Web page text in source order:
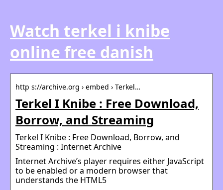
Watch terkel i knibe
online free danish
http s://archive.org › embed › Terkel…
Terkel I Knibe : Free Download,
Borrow, and Streaming
Terkel I Knibe : Free Download, Borrow, and
Streaming : Internet Archive
Internet Archive’s player requires either JavaScript
to be enabled or a modern browser that
understands the HTML5